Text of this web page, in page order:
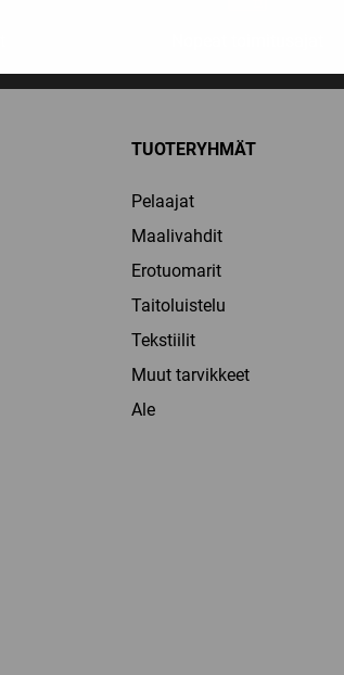
TUOTERYHMÄT
Pelaajat
Maalivahdit
Erotuomarit
Taitoluistelu
Tekstiilit
Muut tarvikkeet
Ale